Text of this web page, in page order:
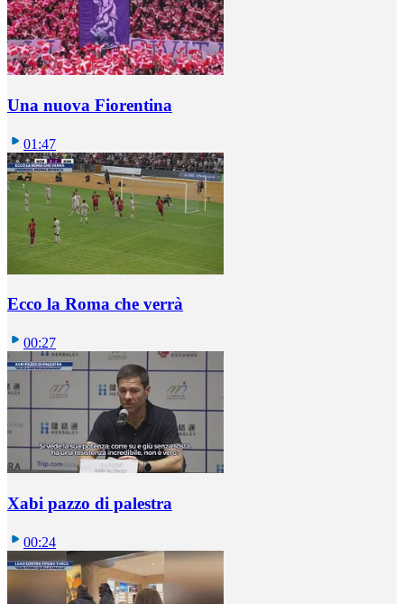
Una nuova Fiorentina
01:47
Ecco la Roma che verrà
00:27
Xabi pazzo di palestra
00:24